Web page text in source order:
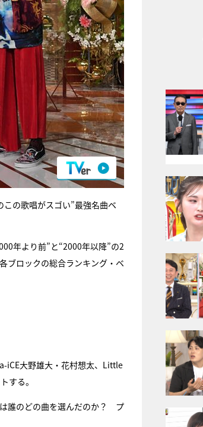
の歌唱がスゴい”最強名曲ベ
年より前”と“2000年以降”の2
ブロックの総合ランキング・ベ
iCE大野雄大・花村想太、Little
する。
誰のどの曲を選んだのか？ プ